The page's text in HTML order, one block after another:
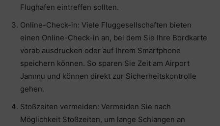
Flughafen eintreffen sollten.
Online-Check-in: Viele Fluggesellschaften bieten
einen Online-Check-in an, bei dem Sie Ihre Bordkarte
vorab ausdrucken oder auf Ihrem Smartphone
speichern können. So sparen Sie Zeit am Airport
Jammu und können direkt zur Sicherheitskontrolle
gehen.
Stoßzeiten vermeiden: Vermeiden Sie nach
Möglichkeit Stoßzeiten, um lange Schlangen an